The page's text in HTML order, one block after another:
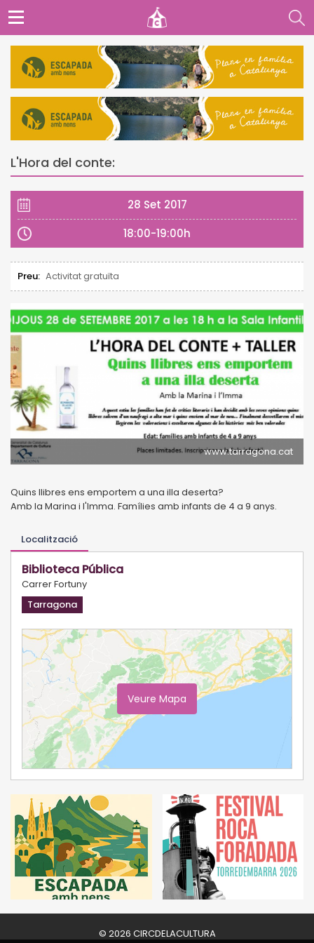
L'Hora del conte:
28 Set 2017
18:00-19:00h
Preu: Activitat gratuïta
www.tarragona.cat
Quins llibres ens emportem a una illa deserta?
Amb la Marina i l'Imma. Famílies amb infants de 4 a 9 anys.
Localització
Biblioteca Pública
Carrer Fortuny
Tarragona
Veure Mapa
© 2026 CIRCDELACULTURA